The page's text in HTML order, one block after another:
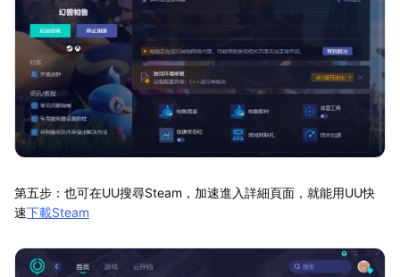
第五步：也可在UU搜尋Steam，加速進入詳細頁面，就能用UU快
速下載Steam